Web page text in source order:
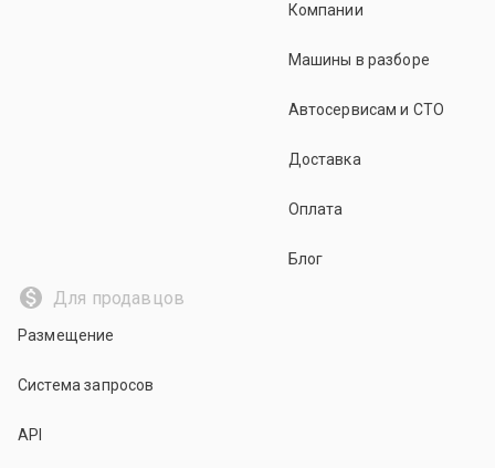
Компании
Машины в разборе
Автосервисам и СТО
Доставка
Оплата
Блог
Для продавцов
Размещение
Система запросов
API